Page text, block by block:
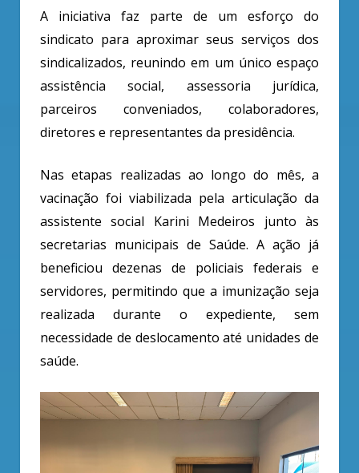
A iniciativa faz parte de um esforço do
sindicato para aproximar seus serviços dos
sindicalizados, reunindo em um único espaço
assistência social, assessoria jurídica,
parceiros conveniados, colaboradores,
diretores e representantes da presidência.
Nas etapas realizadas ao longo do mês, a
vacinação foi viabilizada pela articulação da
assistente social Karini Medeiros junto às
secretarias municipais de Saúde. A ação já
beneficiou dezenas de policiais federais e
servidores, permitindo que a imunização seja
realizada durante o expediente, sem
necessidade de deslocamento até unidades de
saúde.